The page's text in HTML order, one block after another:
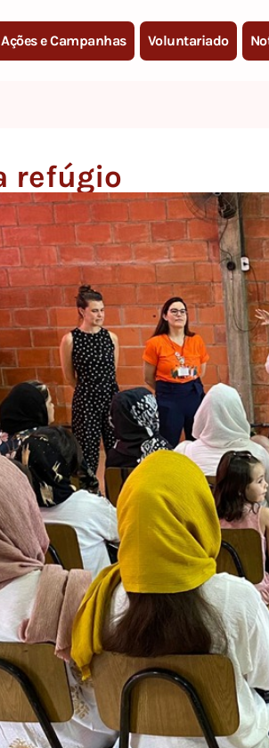
Ações e Campanhas Voluntariado
refúgio